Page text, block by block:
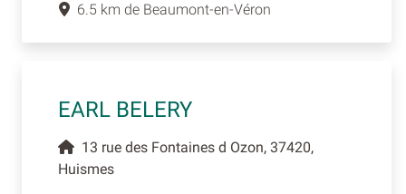
6.5 km de Beaumont-en-Véron
EARL BELERY
13 rue des Fontaines d Ozon, 37420,
Huismes